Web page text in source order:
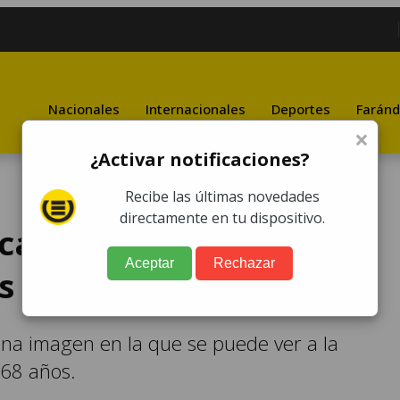
Nacionales Internacionales Deportes
Castro como edecán
17 años
imagen en la que se puede ver a la
años.
×
¿Activar notificaciones?
Recibe las últimas novedades
directamente en tu dispositivo.
Aceptar Rechazar